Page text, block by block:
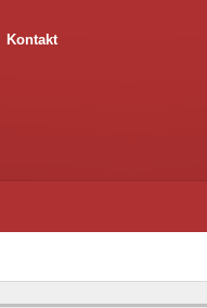
Kontakt